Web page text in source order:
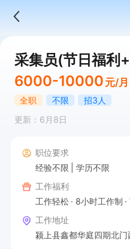
采集员(节日福利
6000-10000 元/月
全职 不限
招3人
更新：6月8日
职位要求
经验不限
学历不限
工作福利
工作轻松
8小时工作制
工作地址
颍上县鑫都华庭四期北门